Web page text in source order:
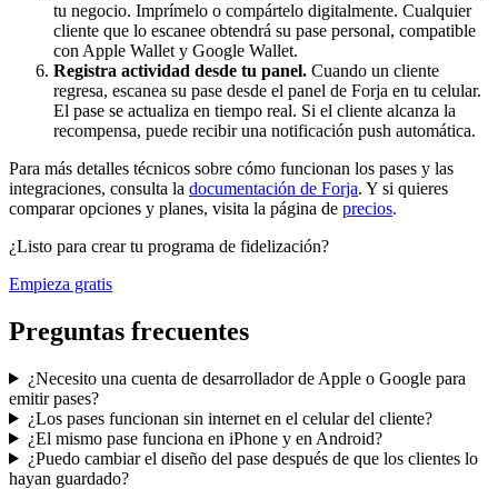
tu negocio. Imprímelo o compártelo digitalmente. Cualquier
cliente que lo escanee obtendrá su pase personal, compatible
con Apple Wallet y Google Wallet.
Registra actividad desde tu panel. Cuando un cliente
regresa, escanea su pase desde el panel de Forja en tu celular.
El pase se actualiza en tiempo real. Si el cliente alcanza la
recompensa, puede recibir una notificación push automática.
Para más detalles técnicos sobre cómo funcionan los pases y las
integraciones, consulta la documentación de Forja. Y si quieres
comparar opciones y planes, visita la página de precios.
¿Listo para crear tu programa de fidelización?
Empieza gratis
Preguntas frecuentes
¿Necesito una cuenta de desarrollador de Apple o Google para
emitir pases?
¿Los pases funcionan sin internet en el celular del cliente?
¿El mismo pase funciona en iPhone y en Android?
¿Puedo cambiar el diseño del pase después de que los clientes lo
hayan guardado?